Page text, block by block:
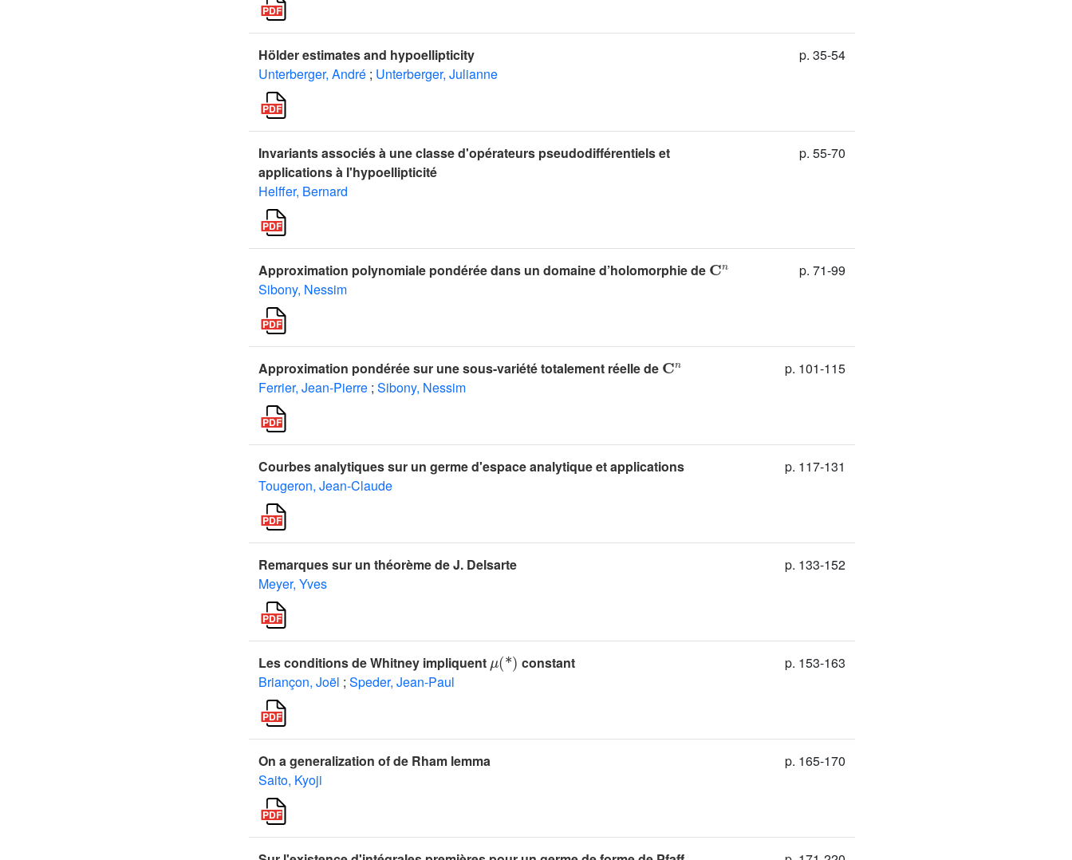
Hölder estimates and hypoellipticity
Unterberger, André ; Unterberger, Julianne
p. 35-54
Invariants associés à une classe d'opérateurs pseudodifférentiels et
applications à l'hypoellipticité
Helffer, Bernard
p. 55-70
Approximation polynomiale pondérée dans un domaine d’holomorphie de
Sibony, Nessim
p. 71-99
Approximation pondérée sur une sous-variété totalement réelle de
Ferrier, Jean-Pierre ; Sibony, Nessim
p. 101-115
Courbes analytiques sur un germe d'espace analytique et applications
Tougeron, Jean-Claude
p. 117-131
Remarques sur un théorème de J. Delsarte
Meyer, Yves
p. 133-152
Les conditions de Whitney impliquent
( *)
constant
Briançon, Joël ; Speder, Jean-Paul
p. 153-163
On a generalization of de Rham lemma
Saito, Kyoji
p. 165-170